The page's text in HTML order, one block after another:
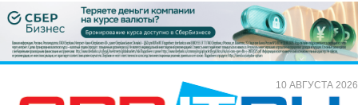
10 АВГУСТА 2026